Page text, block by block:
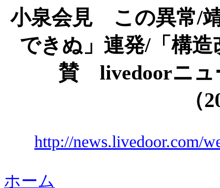
小泉会見 この異常/
できぬ」連発/「構
賛 livedoorニ
（
http://news.livedoor.com/
ホーム